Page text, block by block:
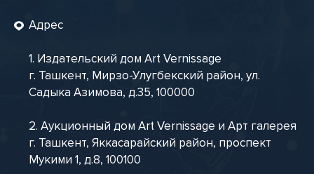
Адрес
1. Издательский дом Art Vernissage
г. Ташкент, Мирзо-Улугбекский район, ул.
Садыка Азимова, д.35, 100000
2. Аукционный дом Art Vernissage и Арт галерея
г. Ташкент, Яккасарайский район, проспект
Мукими 1, д.8, 100100